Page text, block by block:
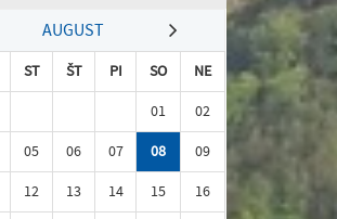
AUGUST
ST ŠT PI SO
NE
01
02
05 06 07 08
09
12 13 14 15
16